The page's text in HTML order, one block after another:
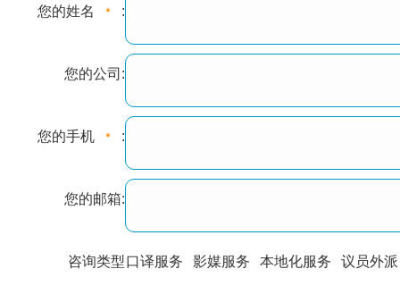
您的姓名 :
您的公司:
您的手机 :
您的邮箱:
咨询类型口译服务 影媒服务 本地化服务 议员外派